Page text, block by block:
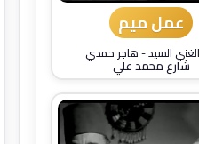
عمل ميم
السيد-هاجر حمدي
شارع محمد علي